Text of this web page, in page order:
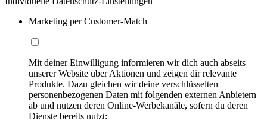
Marketing per Customer-Match
Mit deiner Einwilligung informieren wir dich auch abseits
unserer Website über Aktionen und zeigen dir relevante
Produkte. Dazu gleichen wir deine verschlüsselten
personenbezogenen Daten mit folgenden externen Anbietern
ab und nutzen deren Online-Werbekanäle, sofern du deren
Dienste bereits nutzt: